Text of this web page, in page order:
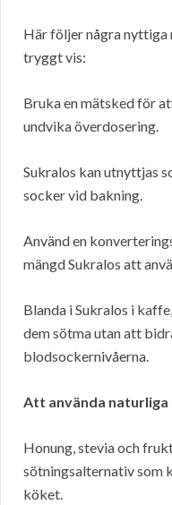
Här följer några
tryggt vis:
Bruka en mätsked för
undvika överdosering.
Sukralos kan utnyttjas
socker vid bakning.
Använd en
mängd Sukralos att
Blanda i Sukralos i
dem sötma utan att
blodsockernivåerna.
Att använda
Honung, stevia och
sötningsalternativ som
köket.